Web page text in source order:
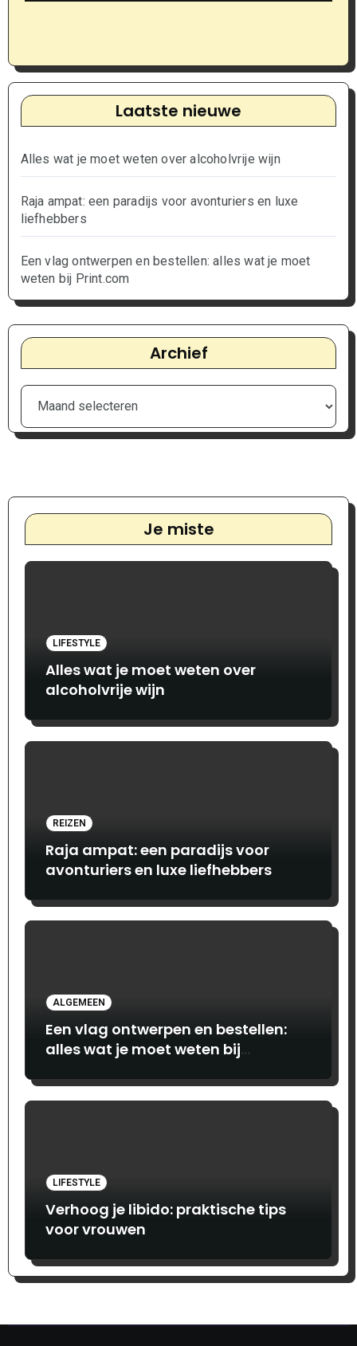
Laatste nieuwe
Alles wat je moet weten over alcoholvrije wijn
Raja ampat: een paradijs voor avonturiers en luxe
liefhebbers
Een vlag ontwerpen en bestellen: alles wat je moet
weten bij Print.com
Archief
Je miste
LIFESTYLE
Alles wat je moet weten over
alcoholvrije wijn
REIZEN
Raja ampat: een paradijs voor
avonturiers en luxe liefhebbers
ALGEMEEN
Een vlag ontwerpen en bestellen:
alles wat je moet weten bij
LIFESTYLE
Verhoog je libido: praktische tips
voor vrouwen